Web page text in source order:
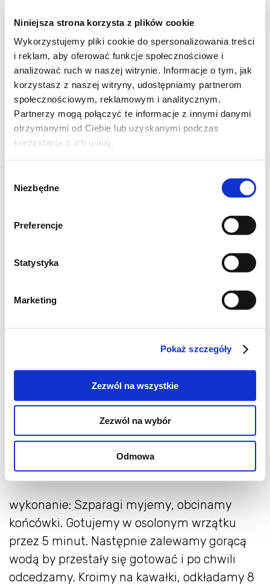
Niniejsza strona korzysta z plików cookie
Wykorzystujemy pliki cookie do spersonalizowania treści
i reklam, aby oferować funkcje społecznościowe i
analizować ruch w naszej witrynie. Informacje o tym, jak
korzystasz z naszej witryny, udostępniamy partnerom
społecznościowym, reklamowym i analitycznym.
Partnerzy mogą połączyć te informacje z innymi danymi
otrzymanymi od Ciebie lub uzyskanymi podczas
korzystania z ich usług.
zgody
Niezbędne
Preferencje
Statystyka
Marketing
Pokaż szczegóły
Zezwól na wszystkie
Zezwól na wybór
Odmowa
1 pęczek zielonych szparagów
125 g serka koziego lub naturalnego typu
Philadelphia
sól, pieprz
masło do wysmarowania foremki
wykonanie: Szparagi myjemy, obcinamy
końcówki. Gotujemy w osolonym wrzątku
przez 5 minut. Następnie zalewamy gorącą
wodą by przestały się gotować i po chwili
odcedzamy. Kroimy na kawałki, odkładamy 8